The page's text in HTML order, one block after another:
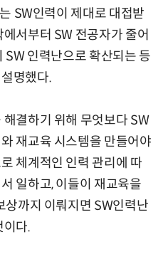
SW인력이 제대로 대접받
서부터 SW 전공자가 줄어
SW 인력난으로 확산되는 등
명했다.
결하기 위해 무엇보다 SW
재교육 시스템을 만들어야
체계적인 인력 관리에 따
일하고, 이들이 재교육을
상까지 이뤄지면 SW인력난
이다.